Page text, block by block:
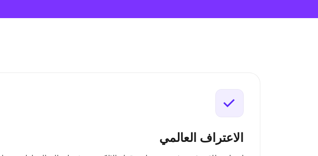
الاعتراف العالمي